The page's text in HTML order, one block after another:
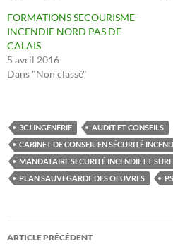
FORMATIONS SECOURISME-
INCENDIE NORD PAS DE
CALAIS
5 avril 2016
Dans "Non classé"
3CJ INGENERIE AUDIT ET CONSEILS
CABINET DE CONSEIL EN SÉCURITÉ
MANDATAIRE SECURITÉ INCENDIE ET
PLAN SAUVEGARDE DES OEUVRES
Navigation
ARTICLE PRÉCÉDENT